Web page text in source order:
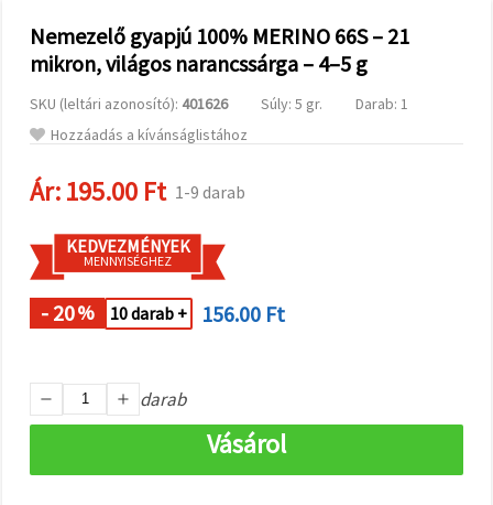
analitikai és
marketingpartnereink
segítségével
Az "Összes
elfogadása"
gombra
elfogadhatja
az összes
Beállításokban
megadhatja
preferenciáit
az adott
típusú sütik
gombra
Nemezelő gyapjú 100% MERINO 66S – 21
mikron, világos narancssárga – 4–5 g
SKU (leltári azonosító): 401626 Súly: 5 gr.
Darab: 1
Hozzáadás a kívánságlistához
Ár:195.00 Ft 1-9 darab
KEDVEZMÉNYEK
MENNYISÉGHEZ
- 20% 10 darab + 156.00 Ft
darab
Vásárol